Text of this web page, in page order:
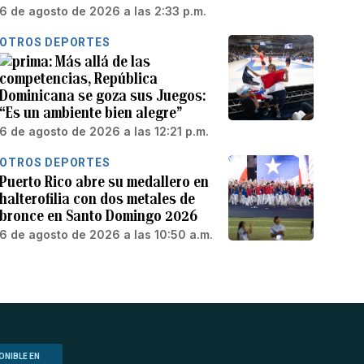
6 de agosto de 2026 a las 2:33 p.m.
OTROS DEPORTES
Más allá de las
competencias, República
Dominicana se goza sus Juegos:
“Es un ambiente bien alegre”
6 de agosto de 2026 a las 12:21 p.m.
OTROS DEPORTES
Puerto Rico abre su medallero en
halterofilia con dos metales de
bronce en Santo Domingo 2026
6 de agosto de 2026 a las 10:50 a.m.
EN